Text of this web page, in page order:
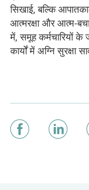
सिखाई, बल्कि
आत्मरक्षा और आत्म-
में, समूह कर्मचारियों के
कार्यों में अग्नि सुरक्षा